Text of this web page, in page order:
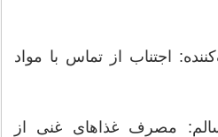
اجتناب از تماس با مواد
مصرف غذاهای غنی از